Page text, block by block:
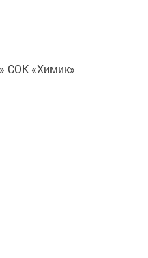
СОК «Химик»